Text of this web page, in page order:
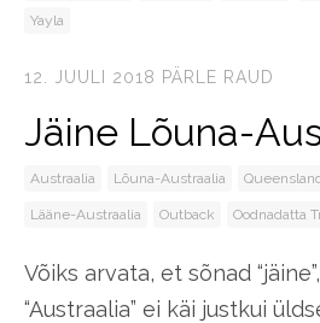
Yayla
12. JUULI 2018 PÄRLE RAUD
Jäine Lõuna-
Austraalia Lõuna-Austraalia
Lääne-Austraalia Outback Oodnadatta
Võiks arvata, et sõnad “jäine”,
“Austraalia” ei käi justkui